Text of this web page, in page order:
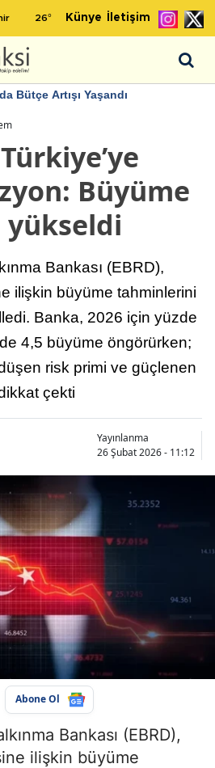
26° Künye İletişim
Bütçe Artışı Yaşandı
Büyüme
Bankası (EBRD),
ilişkin büyüme tahminlerini
Banka, 2026 için yüzde
4,5 büyüme öngörürken;
risk primi ve güçlenen
çekti
Yayınlanma
26 Şubat 2026 - 11:12
Abone Ol
Bankası (EBRD),
ilişkin büyüme